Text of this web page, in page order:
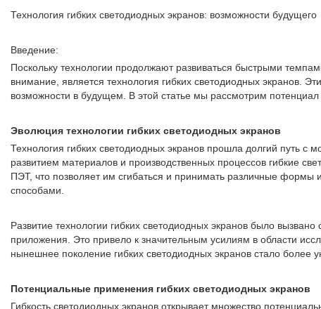
Технология гибких светодиодных экранов: возможности будущего
Введение:
Поскольку технологии продолжают развиваться быстрыми
внимание, является технология гибких светодиодных экранов.
возможности в будущем. В этой статье мы рассмотрим
Эволюция технологии гибких светодиодных экранов
Технология гибких светодиодных экранов прошла долгий путь
развитием материалов и производственных процессов гибкие
ПЭТ, что позволяет им сгибаться и принимать различные
способами.
Развитие технологии гибких светодиодных экранов было
приложения. Это привело к значительным усилиям в области
нынешнее поколение гибких светодиодных экранов стало
Потенциальные применения гибких светодиодных экранов
Гибкость светодиодных экранов открывает множество